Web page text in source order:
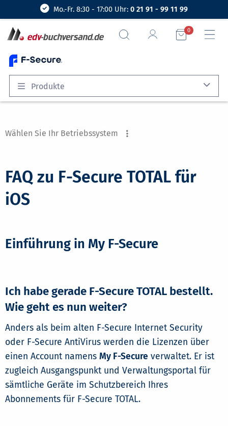
Mo.-Fr. 8:30 - 17:00 Uhr: 0 21 91 - 99 11 99
0
Produkte
Wählen Sie Ihr Betriebssystem
FAQ zu F-Secure TOTAL für
iOS
Einführung in My F-Secure
Ich habe gerade F-Secure TOTAL bestellt.
Wie geht es nun weiter?
Anders als beim alten F-Secure Internet Security
oder F-Secure AntiVirus werden die Lizenzen über
einen Account namens My F-Secure verwaltet. Er ist
zugleich Ausgangspunkt und Verwaltungsportal für
sämtliche Geräte im Schutzbereich Ihres
Abonnements für F-Secure TOTAL.